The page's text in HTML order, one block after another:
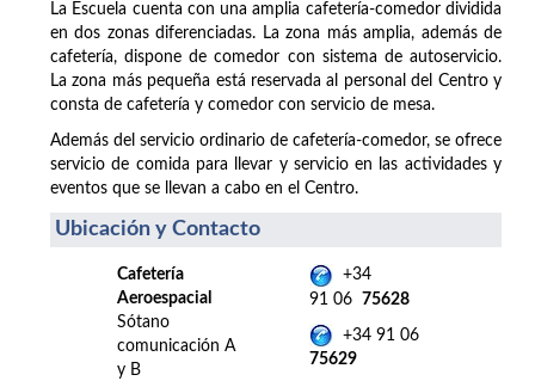
La Escuela cuenta con una amplia cafetería-comedor dividida
en dos zonas diferenciadas. La zona más amplia, además de
cafetería, dispone de comedor con sistema de autoservicio.
La zona más pequeña está reservada al personal del Centro y
consta de cafetería y comedor con servicio de mesa.
Además del servicio ordinario de cafetería-comedor, se ofrece
servicio de comida para llevar y servicio en las actividades y
eventos que se llevan a cabo en el Centro.
Ubicación y Contacto
Cafetería
Aeroespacial
Sótano
comunicación A
y B
+34
91 06 75628
+34 91 06
75629